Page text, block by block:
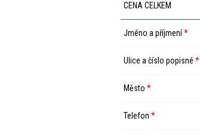
CENA CELKEM
Jméno a příjmení*
Ulice a číslo popisné *
Město *
Telefon *